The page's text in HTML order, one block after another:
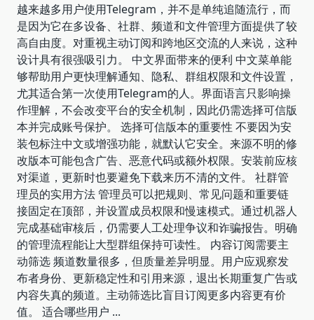
越来越多用户使用Telegram，并不是单纯追随流行，而
是因为它在多设备、社群、频道和文件管理方面提供了较
高自由度。对重视主动订阅和跨地区交流的人来说，这种
设计具有很强吸引力。 中文界面带来的便利 中文菜单能
够帮助用户更快理解通知、隐私、群组权限和文件设置，
尤其适合第一次使用Telegram的人。界面语言只影响操
作理解，不会改变平台的安全机制，因此仍需选择可信版
本并完成账号保护。 选择可信版本的重要性 不要因为安
装包标注中文或增强功能，就默认它安全。来源不明的修
改版本可能包含广告、恶意代码或额外权限。安装前应核
对渠道，更新时也要避免下载来历不清的文件。 社群管
理员的实用方法 管理员可以把规则、常见问题和重要链
接固定在顶部，并设置成员权限和慢速模式。通过机器人
完成基础审核后，仍需要人工处理争议和诈骗报告。明确
的管理流程能让大型群组保持可读性。 内容订阅需要主
动筛选 频道数量很多，但质量差异明显。用户应观察发
布者身份、更新稳定性和引用来源，退出长期重复广告或
内容失真的频道。主动筛选比盲目订阅更多内容更有价
值。 适合哪些用户 ...